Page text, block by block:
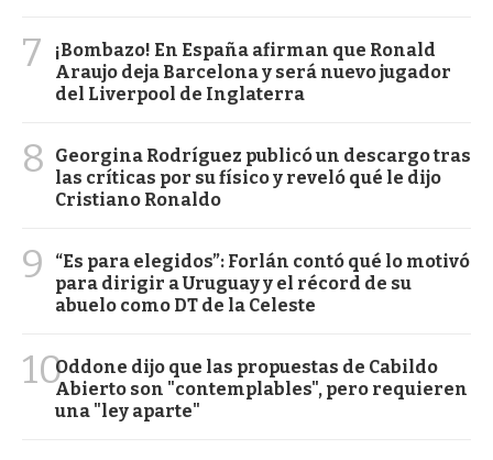
7
¡Bombazo! En España afirman que Ronald
Araujo deja Barcelona y será nuevo jugador
del Liverpool de Inglaterra
8
Georgina Rodríguez publicó un descargo tras
las críticas por su físico y reveló qué le dijo
Cristiano Ronaldo
9
“Es para elegidos”: Forlán contó qué lo motivó
para dirigir a Uruguay y el récord de su
abuelo como DT de la Celeste
10Oddone dijo que las propuestas de Cabildo
Abierto son "contemplables", pero requieren
una "ley aparte"